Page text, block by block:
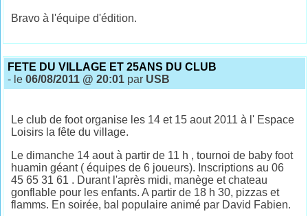
Bravo à l'équipe d'édition.
FETE DU VILLAGE ET 25ANS DU CLUB
- le06/08/2011 @ 20:01 par USB
Le club de foot organise les 14 et 15 aout 2011 à l' Espace
Loisirs la fête du village.
Le dimanche 14 aout à partir de 11 h , tournoi de baby foot
huamin géant ( équipes de 6 joueurs). Inscriptions au 06
45 65 31 61 . Durant l'après midi, manège et chateau
gonflable pour les enfants. A partir de 18 h 30, pizzas et
flamms. En soirée, bal populaire animé par David Fabien.